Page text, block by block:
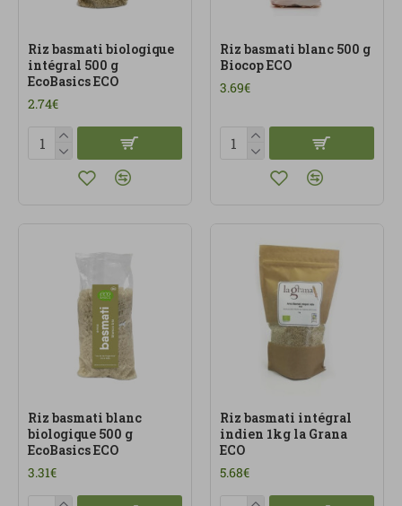
Riz basmati biologique
intégral 500 g
EcoBasics ECO
2.74€
Riz basmati blanc 500 g
Biocop ECO
3.69€
Riz basmati blanc
biologique 500 g
EcoBasics ECO
3.31€
Riz basmati intégral
indien 1kg la Grana
ECO
5.68€